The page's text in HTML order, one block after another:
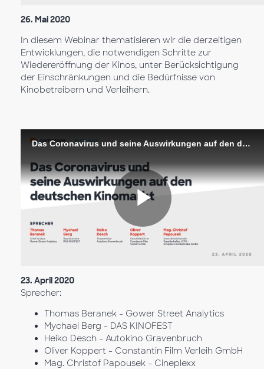
video
26. Mai 2020
In diesem Webinar thematisieren wir die derzeitigen
Entwicklungen, die notwendigen Schritte zur
Wiedereröffnung der Kinos, unter Berücksichtigung
der Einschränkungen und die Bedürfnisse von
Kinobetreibern und Verleihern.
Das Coronavirus und seine Auswirkungen auf den deutschen Kinomarkt
video
23. April 2020
Sprecher:
Thomas Beranek - Gower Street Analytics
Mychael Berg - DAS KINOFEST
Heiko Desch - Autokino Gravenbruch
Oliver Koppert - Constantin Film Verleih GmbH
Mag. Christof Papousek - Cineplexx